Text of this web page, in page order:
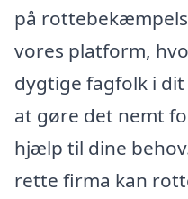
på
vores platform,
dygtige fagfolk i
at gøre det nemt
hjælp til dine
rette firma kan